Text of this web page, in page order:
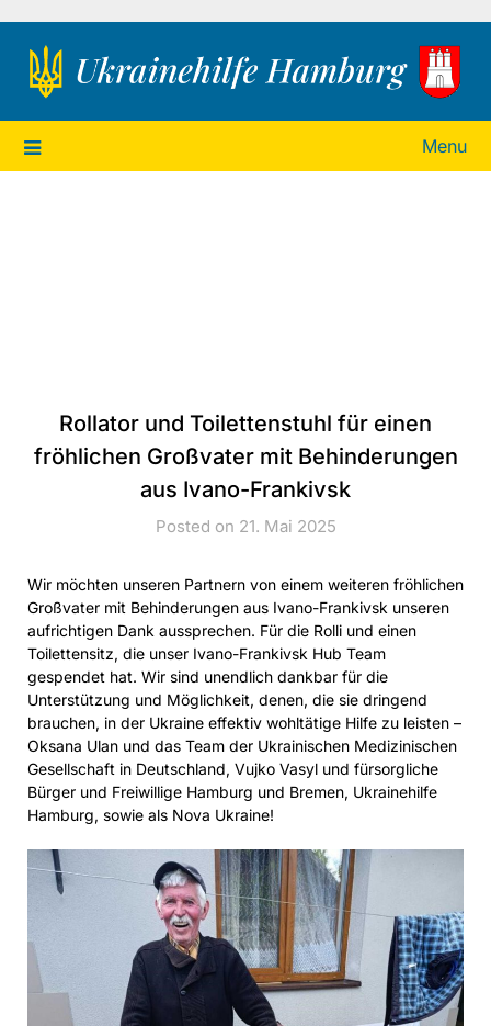
Ukrainehilfe Hamburg
Menu
Rollator und Toilettenstuhl für einen
fröhlichen Großvater mit Behinderungen
aus Ivano-Frankivsk
Posted on 21. Mai 2025
Wir möchten unseren Partnern von einem weiteren fröhlichen
Großvater mit Behinderungen aus Ivano-Frankivsk unseren
aufrichtigen Dank aussprechen. Für die Rolli und einen
Toilettensitz, die unser Ivano-Frankivsk Hub Team
gespendet hat. Wir sind unendlich dankbar für die
Unterstützung und Möglichkeit, denen, die sie dringend
brauchen, in der Ukraine effektiv wohltätige Hilfe zu leisten –
Oksana Ulan und das Team der Ukrainischen Medizinischen
Gesellschaft in Deutschland, Vujko Vasyl und fürsorgliche
Bürger und Freiwillige Hamburg und Bremen, Ukrainehilfe
Hamburg, sowie als Nova Ukraine!